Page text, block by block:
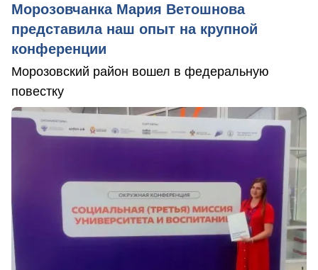
Морозовчанка Мария Ветошнова
представила наш опыт на крупной
конференции
Морозовский район вошел в федеральную
повестку